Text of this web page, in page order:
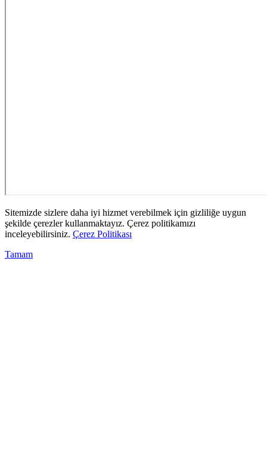
Sitemizde sizlere daha iyi hizmet verebilmek için gizliliğe uygun
şekilde çerezler kullanmaktayız. Çerez politikamızı
inceleyebilirsiniz. Çerez Politikası
Tamam